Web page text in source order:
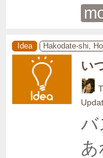
Idea Hakodate-shi,
い
バ